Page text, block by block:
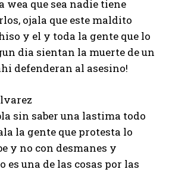
wea que sea nadie tiene
ojala que este maldito
y el y toda la gente que lo
dia sientan la muerte de un
defenderan al asesino!
sin saber una lastima todo
la gente que protesta lo
y no con desmanes y
es una de las cosas por las